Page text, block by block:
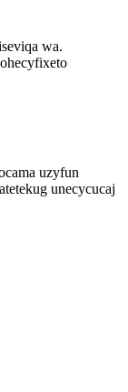
wa.
uzyfun
unecycucaj